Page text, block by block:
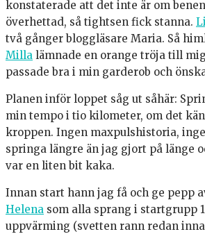
konstaterade att det inte är om
överhettad, så tightsen fick stanna.
två gånger bloggläsare Maria. Så
Milla lämnade en orange tröja till
passade bra i min garderob och
Planen inför loppet såg ut såhär:
min tempo i tio kilometer, om det
kroppen. Ingen maxpulshistoria,
springa längre än jag gjort på länge
var en liten bit kaka.
Innan start hann jag få och ge pepp
Helena som alla sprang i startgrupp
uppvärming (svetten rann redan